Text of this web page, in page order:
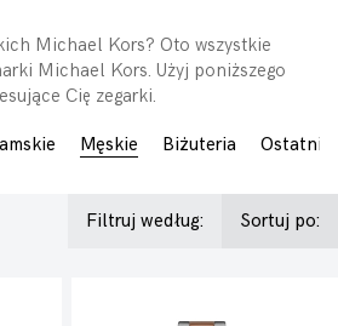
Michael Kors? Oto wszystkie
Michael Kors. Użyj poniższego
Cię zegarki.
Męskie Biżuteria Ostatnio
Sortuj po:
Filtruj według: